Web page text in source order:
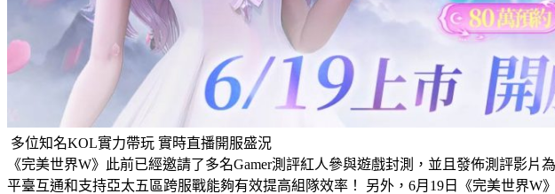
多位知名KOL實力帶玩 實時直播開服盛況
《完美世界W》此前已經邀請了多名Gamer測評紅人參與遊戲封測，並且發佈測評影
平臺互通和支持亞太五區跨服戰能夠有效提高組隊效率！ 另外，6月19日《完美世界